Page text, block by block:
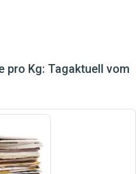
pro Kg: Tagaktuell vom